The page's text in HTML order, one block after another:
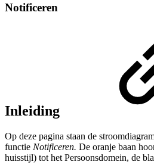
Notificeren
Inleiding
Op deze pagina staan de
functie Notificeren. De oranje baan
huisstijl) tot het Persoonsdomein, de